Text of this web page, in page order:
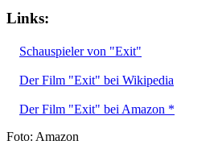
Links:
Schauspieler von "Exit"
Der Film "Exit" bei Wikipedia
Der Film "Exit" bei Amazon *
Foto: Amazon